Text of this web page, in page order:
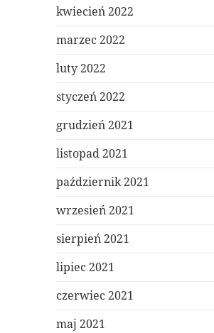
kwiecień 2022
marzec 2022
luty 2022
styczeń 2022
grudzień 2021
listopad 2021
październik 2021
wrzesień 2021
sierpień 2021
lipiec 2021
czerwiec 2021
maj 2021